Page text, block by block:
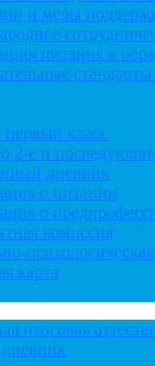
и меры
питания в
класс
2-е и
дневник
о питании
о
комиссия
карта
итоговая